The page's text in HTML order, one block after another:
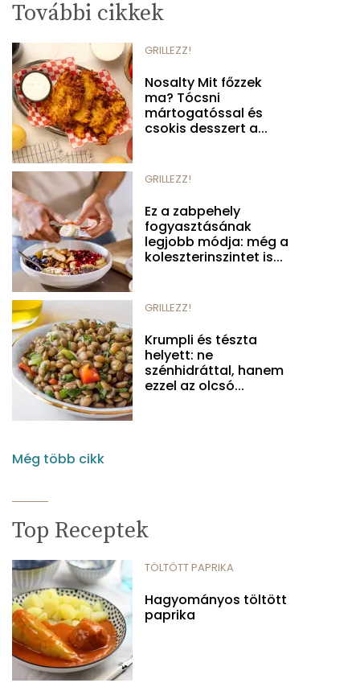
További cikkek
GRILLEZZ!
Nosalty Mit főzzek
ma? Tócsni
mártogatóssal és
csokis desszert a...
GRILLEZZ!
Ez a zabpehely
fogyasztásának
legjobb módja: még a
koleszterinszintet is...
GRILLEZZ!
Krumpli és tészta
helyett: ne
szénhidráttal, hanem
ezzel az olcsó...
Még több cikk
Top Receptek
TÖLTÖTT PAPRIKA
Hagyományos töltött
paprika